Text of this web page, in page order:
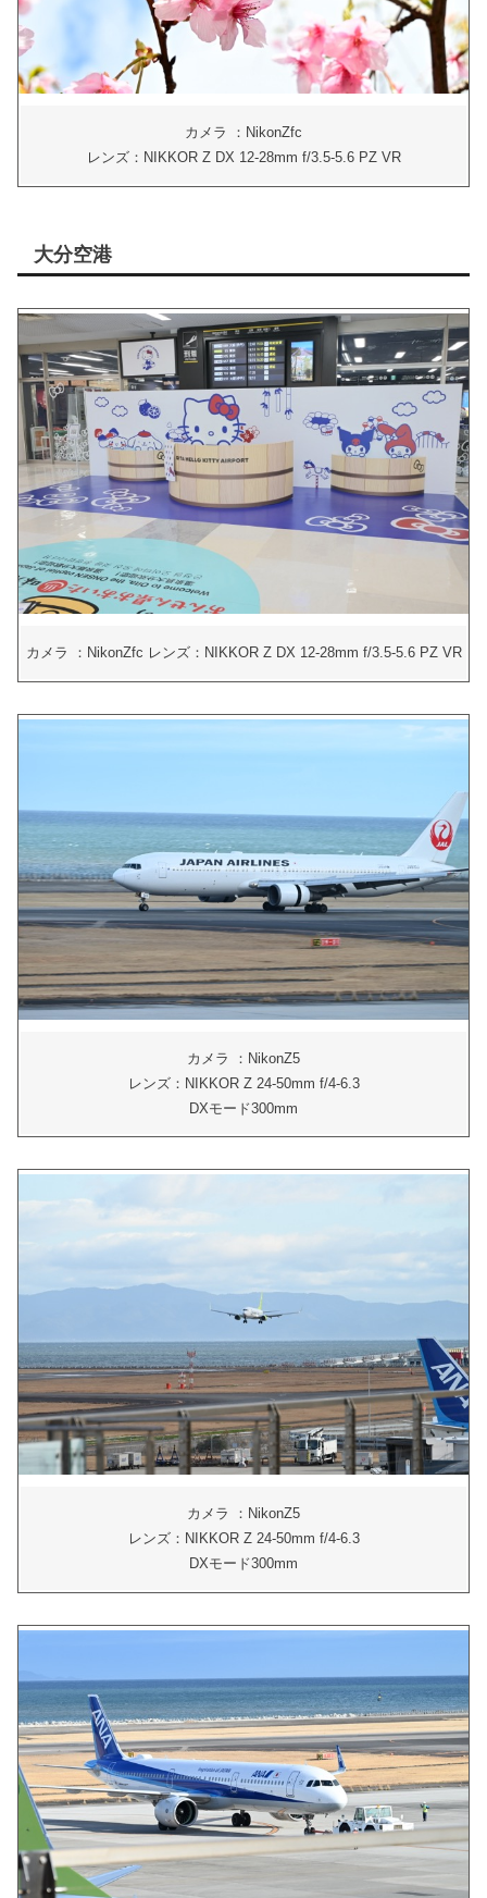
カメラ ：NikonZfc
レンズ：NIKKOR Z DX 12-28mm f/3.5-5.6 PZ VR
大分空港
カメラ ：NikonZfc レンズ：NIKKOR Z DX 12-28mm f/3.5-5.6 PZ VR
カメラ ：NikonZ5
レンズ：NIKKOR Z 24-50mm f/4-6.3
DXモード300mm
カメラ ：NikonZ5
レンズ：NIKKOR Z 24-50mm f/4-6.3
DXモード300mm